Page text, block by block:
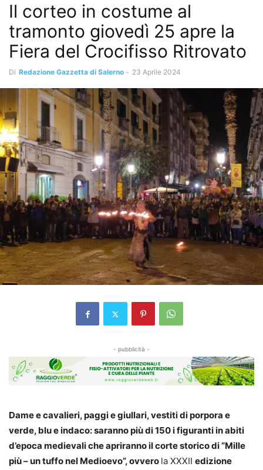
Il corteo in costume al
tramonto giovedì 25 apre la
Fiera del Crocifisso Ritrovato
Di Redazione Gazzetta di Salerno - 23 Aprile 2024
- pubblicità -
Dame e cavalieri, paggi e giullari, vestiti di porpora e
verde, blu e indaco: saranno più di 150 i figuranti in abiti
d’epoca medievali che apriranno il corte storico di “Mille
più – un tuffo nel Medioevo”, ovvero la XXXII edizione